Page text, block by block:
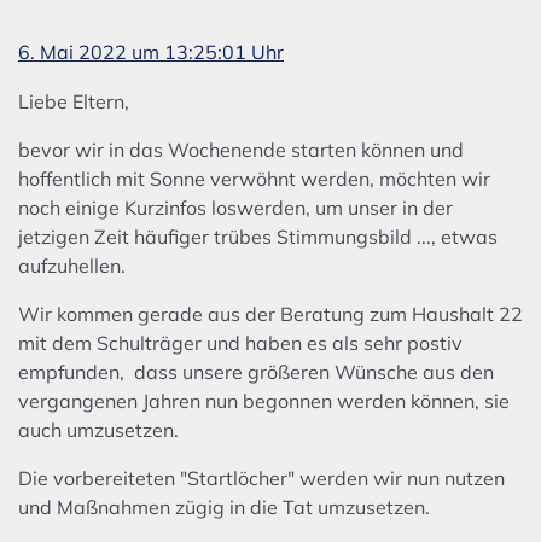
6. Mai 2022 um 13:25:01 Uhr
Liebe Eltern,
bevor wir in das Wochenende starten können und
hoffentlich mit Sonne verwöhnt werden, möchten wir
noch einige Kurzinfos loswerden, um unser in der
jetzigen Zeit häufiger trübes Stimmungsbild ..., etwas
aufzuhellen.
Wir kommen gerade aus der Beratung zum Haushalt 22
mit dem Schulträger und haben es als sehr postiv
empfunden, dass unsere größeren Wünsche aus den
vergangenen Jahren nun begonnen werden können, sie
auch umzusetzen.
Die vorbereiteten "Startlöcher" werden wir nun nutzen
und Maßnahmen zügig in die Tat umzusetzen.